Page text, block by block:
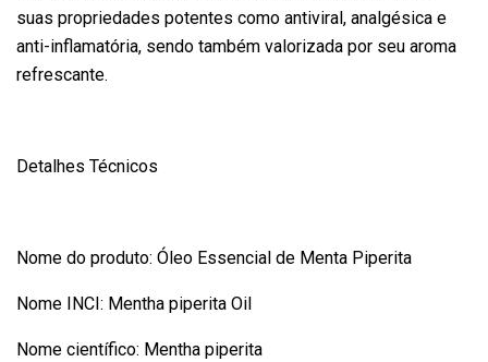
suas propriedades potentes como antiviral, analgésica e
anti-inflamatória, sendo também valorizada por seu aroma
refrescante.
Detalhes Técnicos
Nome do produto: Óleo Essencial de Menta Piperita
Nome INCI: Mentha piperita Oil
Nome científico: Mentha piperita